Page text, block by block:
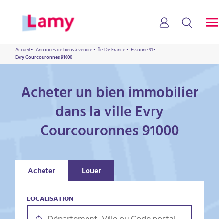
Accueil• Annonces de biens à vendre• Île-De-France• Essonne 91•
Evry Courcouronnes 91000
Acheter un bien immobilier
dans la ville Evry
Courcouronnes 91000
Acheter Louer
LOCALISATION